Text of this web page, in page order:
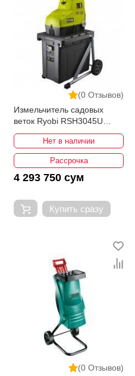
(0 Отзывов)
Измельчитель садовых
веток Ryobi RSH3045U
5133004335
Нет в наличии
Рассрочка
4 293 750 сум
Купить сразу
(0 Отзывов)